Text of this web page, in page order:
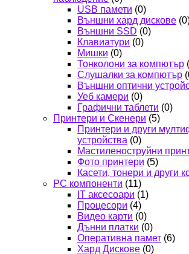
USB памети (0)
Външни хард дискове
Външни SSD (0)
Клавиатури (0)
Мишки (0)
Тонколони за компютър
Слушалки за компютър
Външни оптични
Уеб камери (0)
Графични таблети (0)
Принтери и Скенери (5)
Принтери и други
устройства (0)
Мастиленоструйни
Фото принтери (5)
Касети, тонери и други
PC компоненти (11)
IT аксесоари (1)
Процесори (4)
Видео карти (0)
Дънни платки (0)
Оперативна памет (6)
Хард Дискове (0)